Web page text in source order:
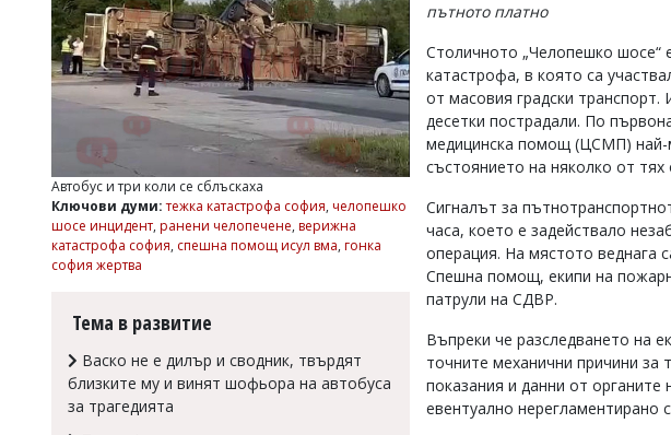
Управители:
Веселин
Василев,
v.vasilev@flagman.bg
Касабова,
k.kassabova@flagman.bg
Главен
редактор:
office@flagman.bg
Коментарите
Автобус и три коли се сблъскаха
Ключови думи:тежка катастрофа софия, челопешко
шосе инцидент, ранени челопечене, верижна
катастрофа софия, спешна помощ исул вма, гонка
софия жертва
Тема в развитие
Васко не е дилър и сводник, твърдят
близките му и винят шофьора на автобуса
за трагедията
пътното платно
Столичното „Челопешко шосе“
катастрофа, в която са
от масовия градски
десетки пострадали. По
медицинска помощ (ЦСМП) най-
състоянието на няколко от
Сигналът за
часа, което е задействало
операция. На мястото веднага
Спешна помощ, екипи на
патрули на СДВР.
Въпреки че разследването на
точните механични причини за
показания и данни от органите
евентуално нерегламентирано